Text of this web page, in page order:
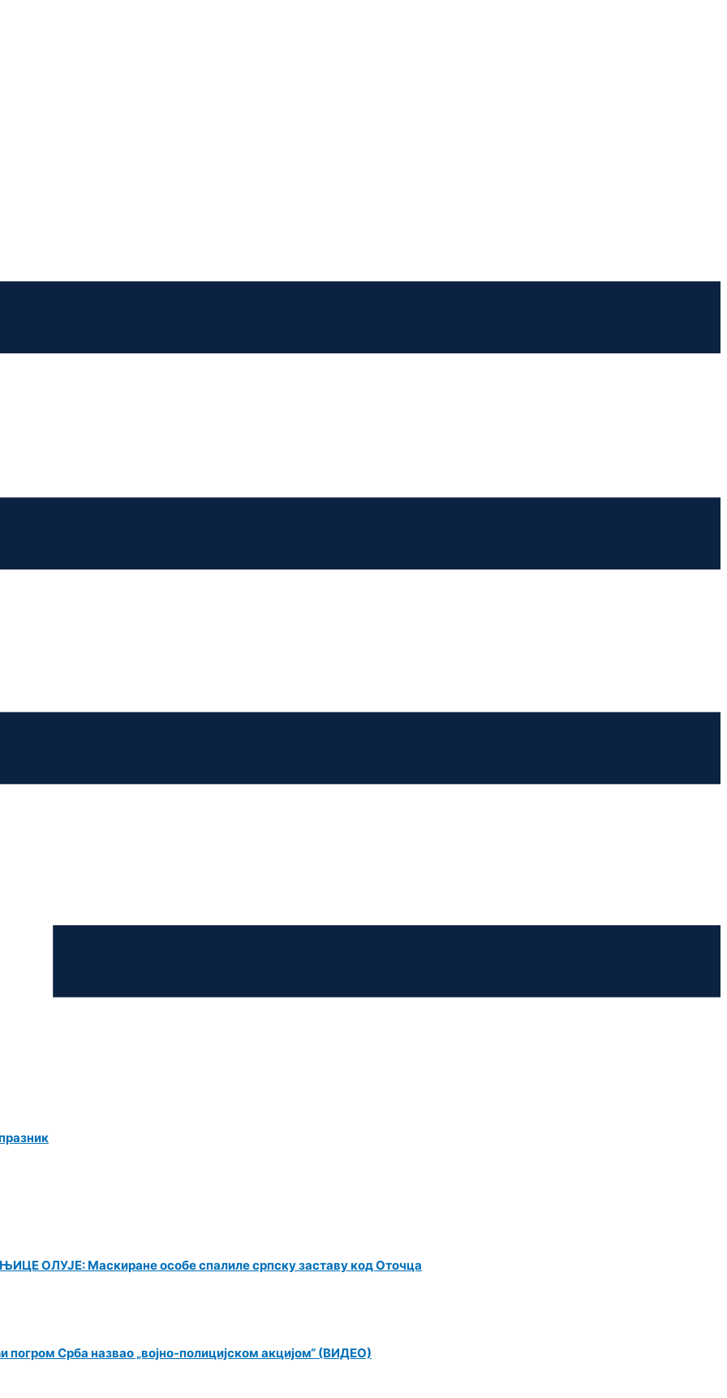
Маскиране особе спалиле српску заставу код Оточца
Срба назвао „војно-полицијском акцијом“ (ВИДЕО)